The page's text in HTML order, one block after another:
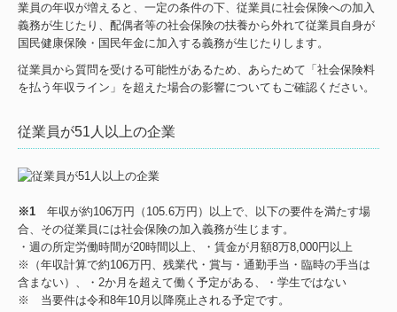
業員の年収が増えると、一定の条件の下、従業員に社会保険への加入
義務が生じたり、配偶者等の社会保険の扶養から外れて従業員自身が
国民健康保険・国民年金に加入する義務が生じたりします。
従業員から質問を受ける可能性があるため、あらためて「社会保険料
を払う年収ライン」を超えた場合の影響についてもご確認ください。
従業員が51人以上の企業
※1 年収が約106万円（105.6万円）以上で、以下の要件を満たす場
合、その従業員には社会保険の加入義務が生じます。
・週の所定労働時間が20時間以上、・賃金が月額8万8,000円以上
※（年収計算で約106万円、残業代・賞与・通勤手当・臨時の手当は
含まない）、・2か月を超えて働く予定がある、・学生ではない
※ 当要件は令和8年10月以降廃止される予定です。